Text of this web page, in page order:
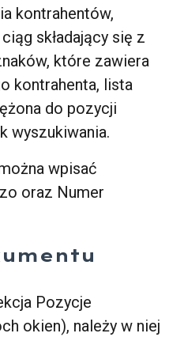
kontrahentów,
składający się z
które zawiera
kontrahenta, lista
do pozycji
wyszukiwania.
wpisać
oraz Numer
Pozycje
okien), należy w niej